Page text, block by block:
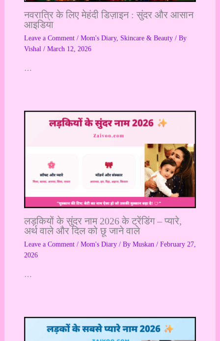
नवरात्रि के लिए मेहंदी डिज़ाइन : सुंदर और आसान
आइडिया
Leave a Comment / Mom's Diary, Skincare & Beauty/ By
Vishal / March 12, 2026
…
लड़कियों के सुंदर नाम 2026 के ट्रेंडिंग – प्यारे,
अर्थ वाले और दिल को छू जाने वाले
Leave a Comment / Mom's Diary/ By Muskan / February 27,
2026
…